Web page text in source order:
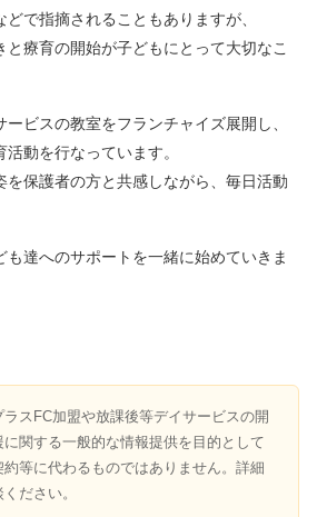
どで指摘されることもありますが、
と療育の開始が子どもにとって大切なこ
ビスの教室をフランチャイズ展開し、
動を行なっています。
を保護者の方と共感しながら、毎日活動
も達へのサポートを一緒に始めていきま
スFC加盟や放課後等デイサービスの開
関する一般的な情報提供を目的として
等に代わるものではありません。詳細
ださい。